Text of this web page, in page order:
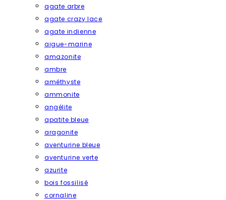
agate arbre
agate crazy lace
agate indienne
aigue-marine
amazonite
ambre
améthyste
ammonite
angélite
apatite bleue
aragonite
aventurine bleue
aventurine verte
azurite
bois fossilisé
cornaline